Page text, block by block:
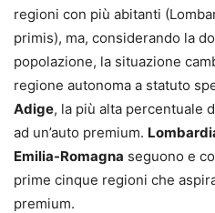
regioni con più abitanti
primis), ma, considerando la
popolazione, la situazione
regione autonoma a statuto
Adige, la più alta percentuale
ad un’auto premium.
Emilia-Romagna seguono e
prime cinque regioni che
premium.